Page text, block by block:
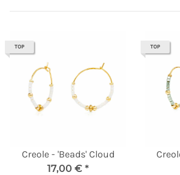
TOP
Creole - 'Beads' Cloud
17,00 € *
TOP